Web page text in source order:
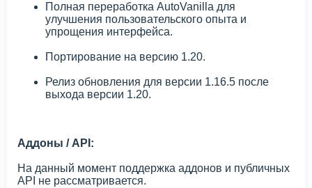
Полная переработка AutoVanilla для
улучшения пользовательского опыта и
упрощения интерфейса.
Портирование на версию 1.20.
Релиз обновления для версии 1.16.5 после
выхода версии 1.20.
Аддоны / API:
На данный момент поддержка аддонов и публичных
API не рассматривается.